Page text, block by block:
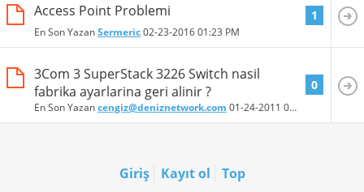
Access Point Problemi
En Son YazanSermeric02-23-201601:23 PM
1
3Com 3 SuperStack 3226 Switch nasil
fabrika ayarlarina geri alinir ?
En Son Yazancengiz@deniznetwork.com 01-24-2011 09:19 PM
0
Giriş Kayıt ol Top